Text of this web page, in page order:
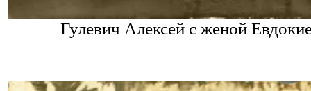
Гулевич Алексей с женой